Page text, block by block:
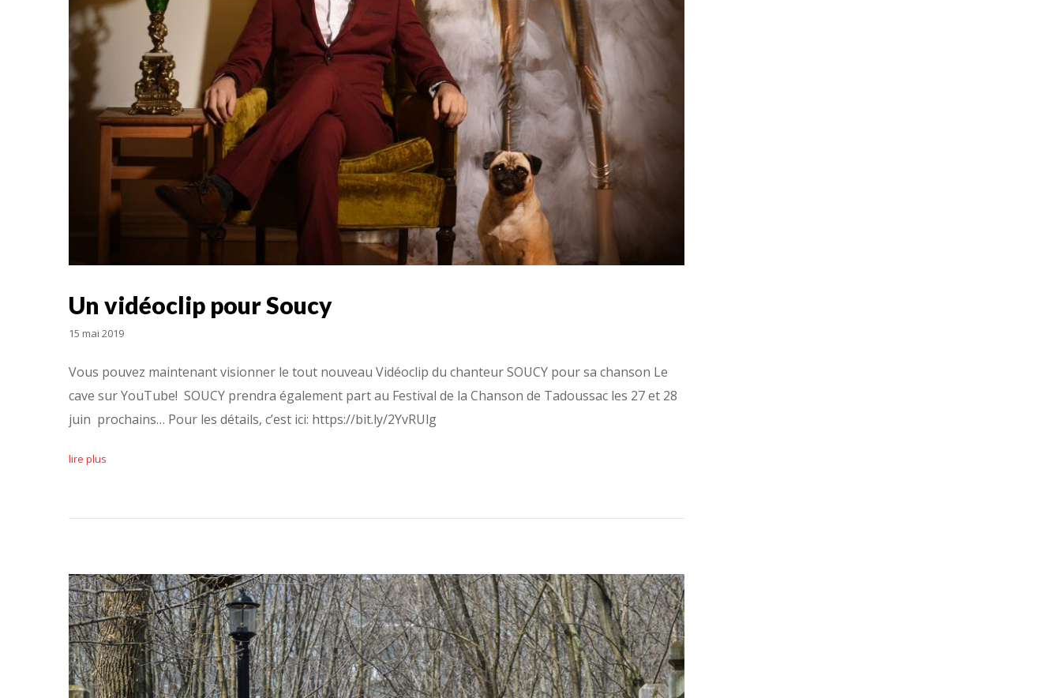
Un vidéoclip pour Soucy
15 mai 2019
Vous pouvez maintenant visionner le tout nouveau Vidéoclip du chanteur SOUCY pour sa chanson Le
cave sur YouTube! SOUCY prendra également part au Festival de la Chanson de Tadoussac les 27 et 28
juin prochains… Pour les détails, c’est ici: https://bit.ly/2YvRUlg
lire plus